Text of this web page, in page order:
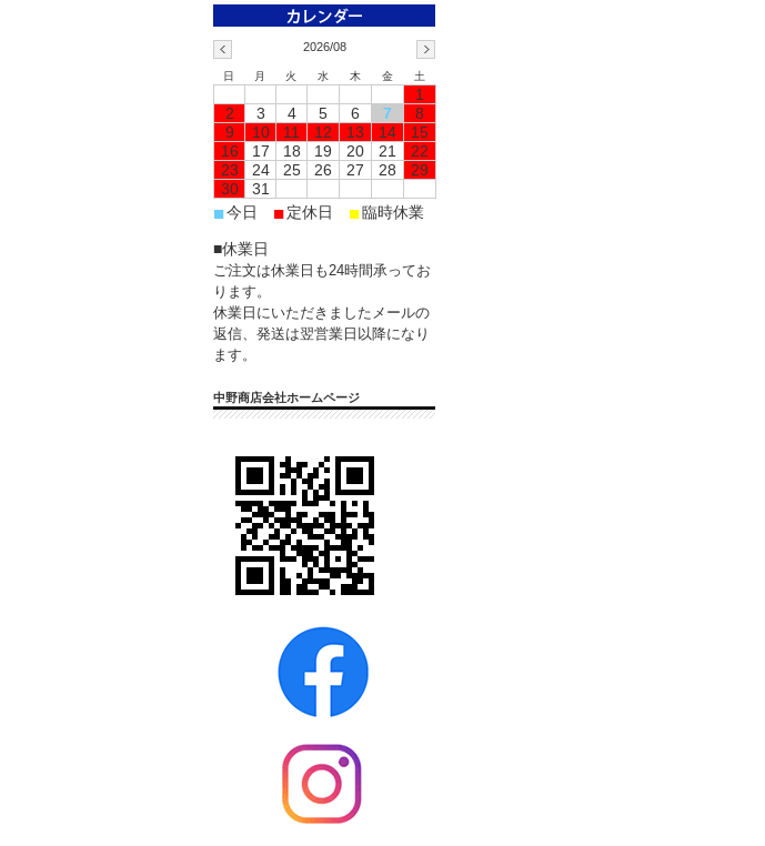
2026/08
日 月 火 水 木 金 土
1
2
3 4 5 6 7
8
9
10 11 12 13 14
15
16
17 18 19 20 21
22
23
24 25 26 27 28
29
30
31
■今日 ■定休日 ■臨時休業
■休業日
ご注文は休業日も24時間承ってお
ります。
休業日にいただきましたメールの
返信、発送は翌営業日以降になり
ます。
中野商店会社ホームページ